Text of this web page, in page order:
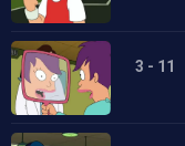
3 - 11